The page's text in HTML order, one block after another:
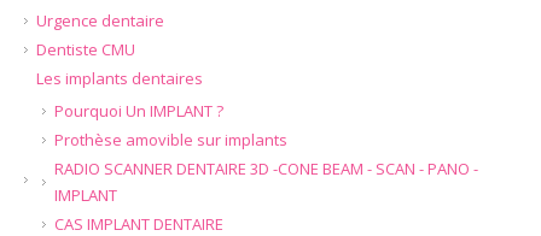
Urgence dentaire
Dentiste CMU
Les implants dentaires
Pourquoi Un IMPLANT ?
Prothèse amovible sur implants
RADIO SCANNER DENTAIRE 3D -CONE BEAM - SCAN - PANO -
IMPLANT
CAS IMPLANT DENTAIRE